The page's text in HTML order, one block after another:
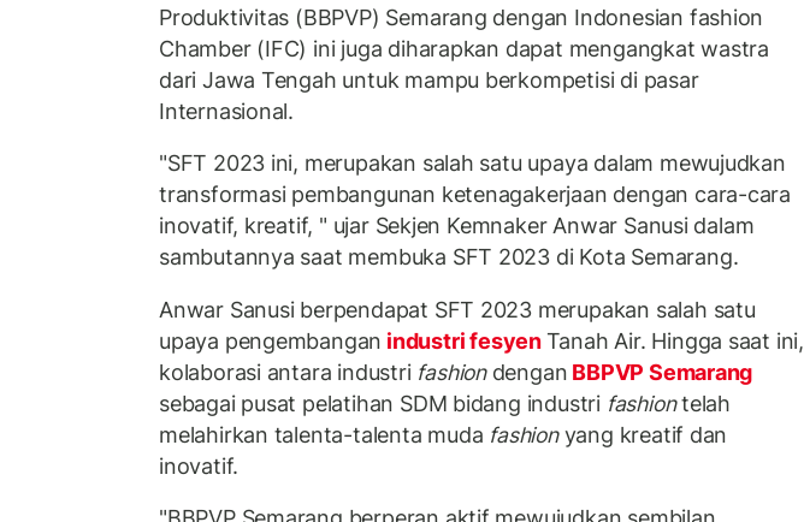
Produktivitas (BBPVP) Semarang dengan Indonesian fashion
Chamber (IFC) ini juga diharapkan dapat mengangkat wastra
dari Jawa Tengah untuk mampu berkompetisi di pasar
Internasional.
"SFT 2023 ini, merupakan salah satu upaya dalam mewujudkan
transformasi pembangunan ketenagakerjaan dengan cara-cara
inovatif, kreatif, " ujar Sekjen Kemnaker Anwar Sanusi dalam
sambutannya saat membuka SFT 2023 di Kota Semarang.
Anwar Sanusi berpendapat SFT 2023 merupakan salah satu
upaya pengembangan industri fesyenTanah Air. Hingga saat ini,
kolaborasi antara industri fashiondengan BBPVP Semarang
sebagai pusat pelatihan SDM bidang industri fashiontelah
melahirkan talenta-talenta muda fashionyang kreatif dan
inovatif.